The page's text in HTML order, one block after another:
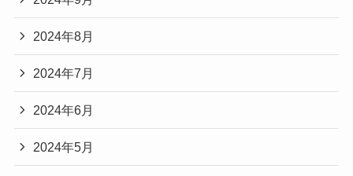
2024年8月
2024年7月
2024年6月
2024年5月